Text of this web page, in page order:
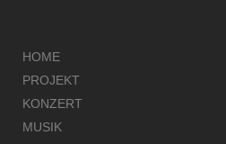
HOME
PROJEKT
KONZERT
MUSIK